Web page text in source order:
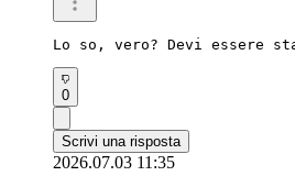
Lo so, vero? Devi essere
0
Scrivi una risposta
2026.07.03 11:35